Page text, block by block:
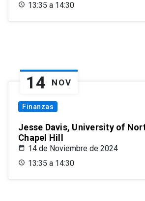
13:35 a 14:30
14 NOV
Finanzas
Jesse Davis, University of
Chapel Hill
14 de Noviembre de 2024
13:35 a 14:30